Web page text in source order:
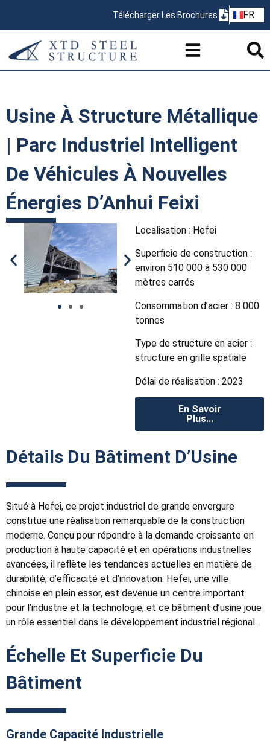
Télécharger Les Brochures FR
PT
Usine À Structure Métallique
| Parc Industriel Intelligent
De Véhicules À Nouvelles
Énergies D’Anhui Feixi
Localisation : Hefei
Superficie de construction :
environ 510 000 à 530 000
mètres carrés
Consommation d’acier : 8 000
tonnes
Type de structure en acier :
structure en grille spatiale
Délai de réalisation : 2023
En Savoir
Plus...
Détails Du Bâtiment D’Usine
Situé à Hefei, ce projet industriel de grande envergure
constitue une réalisation remarquable de la construction
moderne. Conçu pour répondre à la demande croissante en
production à haute capacité et en opérations industrielles
avancées, il reflète les tendances actuelles en matière de
durabilité, d’efficacité et d’innovation. Hefei, une ville
chinoise en plein essor, est devenue un centre important
pour l’industrie et la technologie, et ce bâtiment d’usine joue
un rôle essentiel dans le développement industriel régional.
Échelle Et Superficie Du
Bâtiment
Grande Capacité Industrielle